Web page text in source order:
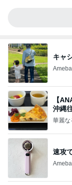
キャ
【
沖縄
華麗な
速攻